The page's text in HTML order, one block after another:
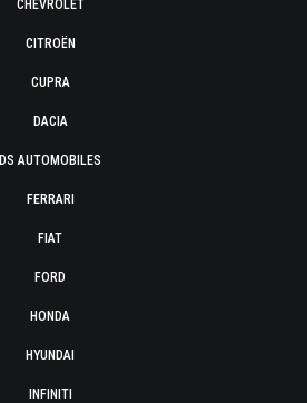
CHEVROLET
CITROËN
CUPRA
DACIA
DS AUTOMOBILES
FERRARI
FIAT
FORD
HONDA
HYUNDAI
INFINITI